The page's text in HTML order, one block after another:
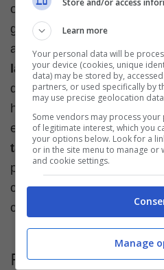
origine protetta) è utilizzato
genovese: ha foglie larghe
aroma che ricorda la
lattuga e ilbasilico
delle foglie molto più
ha invece le foglie
e cresce anche nei climi
tailandeseè indicato
per i frutti di mare e il
caratterizzato dal profumo
color porpora.
Prezzo
Learn more
Your personal data will be
your device (cookies, unique
data) may be stored by,
partners, or used specifically by
may use precise geolocation
Some vendors may process
of legitimate interest, which you
your options below. Look for a
or in the site menu to manage or
and cookie settings.
Manage